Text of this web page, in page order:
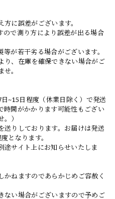
に誤差がございます。
で測り方により誤差が出る場合
が若干劣る場合がございます。
、在庫を確保できない場合がご
。
~15日程度（休業日除く）で発送
時間がかかります可能性もござい
）
送りしております。お届けは発送
となります。
途サイト上にお知らせいたしま
ねますのであらかじめご容赦く
い場合がございますので予めご